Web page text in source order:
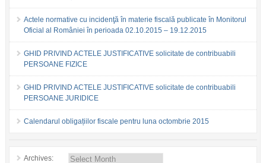
Actele normative cu incidenţă în materie fiscală publicate în Monitorul
Oficial al României în perioada 02.10.2015 – 19.12.2015
GHID PRIVIND ACTELE JUSTIFICATIVE solicitate de contribuabili
PERSOANE FIZICE
GHID PRIVIND ACTELE JUSTIFICATIVE solicitate de contribuabili
PERSOANE JURIDICE
Calendarul obligațiilor fiscale pentru luna octombrie 2015
Archives: